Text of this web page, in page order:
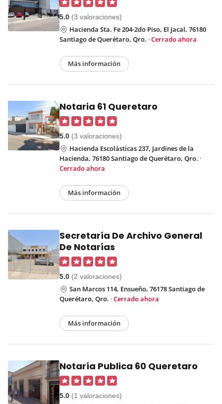
5.0 (3 valoraciones)
Hacienda Sta. Fe 204-2do Piso, El Jacal, 76180
Santiago de Querétaro, Qro. ·Cerrado ahora
Más información
Notaria 61 Queretaro
5.0 (3 valoraciones)
Hacienda Escolásticas 237, Jardines de la
Hacienda, 76180 Santiago de Querétaro, Qro. ·
Cerrado ahora
Más información
Secretaría De Archivo General
De Notarías
5.0 (2 valoraciones)
San Marcos 114, Ensueño, 76178 Santiago de
Querétaro, Qro. ·Cerrado ahora
Más información
Notaría Publica 60 Queretaro
5.0 (1 valoraciones)